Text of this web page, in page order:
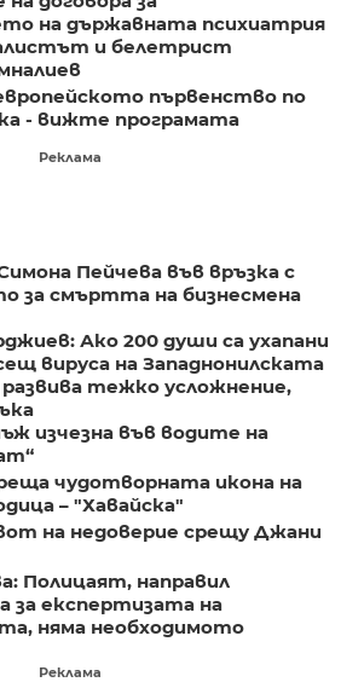
на държавната психиатрия
и белетрист
първенство по
- вижте програмата
Реклама
Пейчева във връзка с
за смъртта на бизнесмена
Ако 200 души са ухапани
вируса на Западнонилската
тежко усложнение,
изчезна във водите на
чудотворната икона на
– "Хавайска"
на недоверие срещу Джани
Полицаят, направил
за експертизата на
няма необходимото
Реклама